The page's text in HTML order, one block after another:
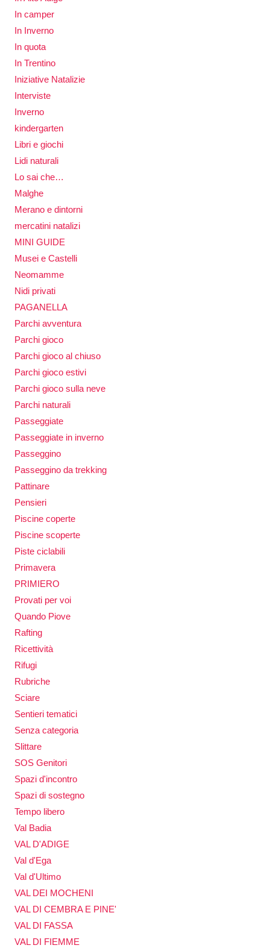
In camper
In Inverno
In quota
In Trentino
Iniziative Natalizie
Interviste
Inverno
kindergarten
Libri e giochi
Lidi naturali
Lo sai che…
Malghe
Merano e dintorni
mercatini natalizi
MINI GUIDE
Musei e Castelli
Neomamme
Nidi privati
PAGANELLA
Parchi avventura
Parchi gioco
Parchi gioco al chiuso
Parchi gioco estivi
Parchi gioco sulla neve
Parchi naturali
Passeggiate
Passeggiate in inverno
Passeggino
Passeggino da trekking
Pattinare
Pensieri
Piscine coperte
Piscine scoperte
Piste ciclabili
Primavera
PRIMIERO
Provati per voi
Quando Piove
Rafting
Ricettività
Rifugi
Rubriche
Sciare
Sentieri tematici
Senza categoria
Slittare
SOS Genitori
Spazi d'incontro
Spazi di sostegno
Tempo libero
Val Badia
VAL D'ADIGE
Val d'Ega
Val d'Ultimo
VAL DEI MOCHENI
VAL DI CEMBRA E PINE'
VAL DI FASSA
VAL DI FIEMME